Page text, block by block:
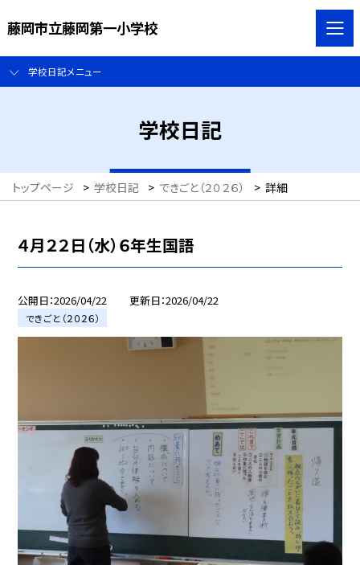
藤岡市立藤岡第一小学校
学校日記メニュー
学校日記
トップページ > 学校日記 > できごと（２０２６） > 詳細
４月２２日（水）６年生国語
公開日 2026/04/22 更新日 2026/04/22
できごと（２０２６）